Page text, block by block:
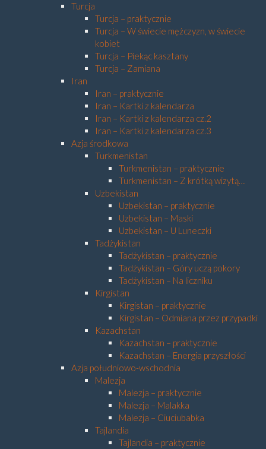
Turcja
Turcja – praktycznie
Turcja – W świecie mężczyzn, w świecie
kobiet
Turcja – Piekąc kasztany
Turcja – Zamiana
Iran
Iran – praktycznie
Iran – Kartki z kalendarza
Iran – Kartki z kalendarza cz.2
Iran – Kartki z kalendarza cz.3
Azja środkowa
Turkmenistan
Turkmenistan – praktycznie
Turkmenistan – Z krótką wizytą…
Uzbekistan
Uzbekistan – praktycznie
Uzbekistan – Maski
Uzbekistan – U Luneczki
Tadżykistan
Tadżykistan – praktycznie
Tadżykistan – Góry uczą pokory
Tadżykistan – Na liczniku
Kirgistan
Kirgistan – praktycznie
Kirgistan – Odmiana przez przypadki
Kazachstan
Kazachstan – praktycznie
Kazachstan – Energia przyszłości
Azja południowo-wschodnia
Malezja
Malezja – praktycznie
Malezja – Malakka
Malezja – Ciuciubabka
Tajlandia
Tajlandia – praktycznie